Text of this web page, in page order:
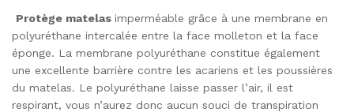
Protège matelas imperméable grâce à une membrane en
polyuréthane intercalée entre la face molleton et la face
éponge. La membrane polyuréthane constitue également
une excellente barrière contre les acariens et les poussières
du matelas. Le polyuréthane laisse passer l’air, il est
respirant, vous n’aurez donc aucun souci de transpiration